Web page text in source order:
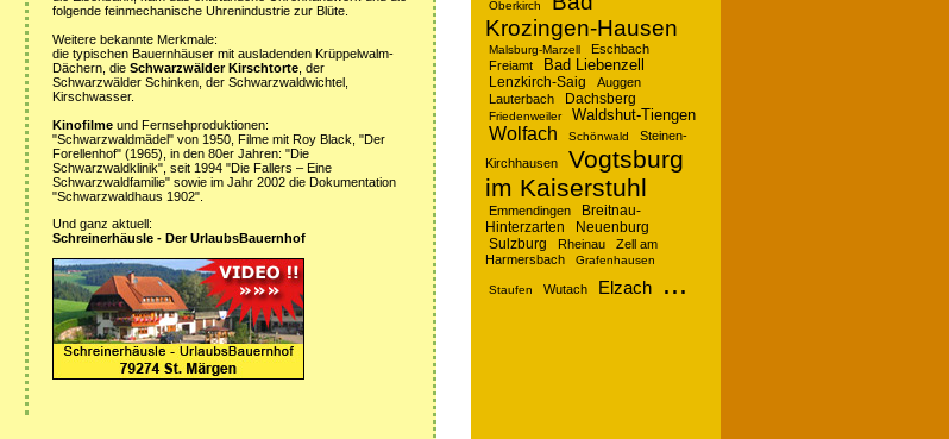
folgende feinmechanische Uhrenindustrie zur Blüte.
Weitere bekannte Merkmale:
die typischen Bauernhäuser mit ausladenden Krüppelwalm-
Dächern, die Schwarzwälder Kirschtorte , der
Schwarzwälder Schinken, der Schwarzwaldwichtel,
Kirschwasser.
Kinofilme und Fernsehproduktionen:
"Schwarzwaldmädel" von 1950, Filme mit Roy Black, "Der
Forellenhof" (1965), in den 80er Jahren: "Die
Schwarzwaldklinik", seit 1994 "Die Fallers – Eine
Schwarzwaldfamilie" sowie im Jahr 2002 die Dokumentation
"Schwarzwaldhaus 1902".
Und ganz aktuell:
Schreinerhäusle - Der UrlaubsBauernhof
Oberkirch
Krozingen-Hausen
Malsburg-Marzell
Eschbach
Freiamt
Bad Liebenzell
Lenzkirch-Saig
Auggen
Lauterbach
Dachsberg
Friedenweiler Waldshut-Tiengen
Wolfach Schönwald
Steinen-
Kirchhausen
Vogtsburg
im Kaiserstuhl
Emmendingen
Breitnau-
Hinterzarten
Neuenburg
Sulzburg Rheinau
Zell am
Harmersbach
Grafenhausen
Staufen Wutach Elzach ...